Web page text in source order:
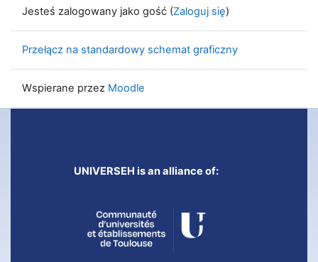
Jesteś zalogowany jako gość (Zaloguj się)
Przełącz na standardowy schemat graficzny
Wspierane przez Moodle
UNIVERSEH is an alliance of: